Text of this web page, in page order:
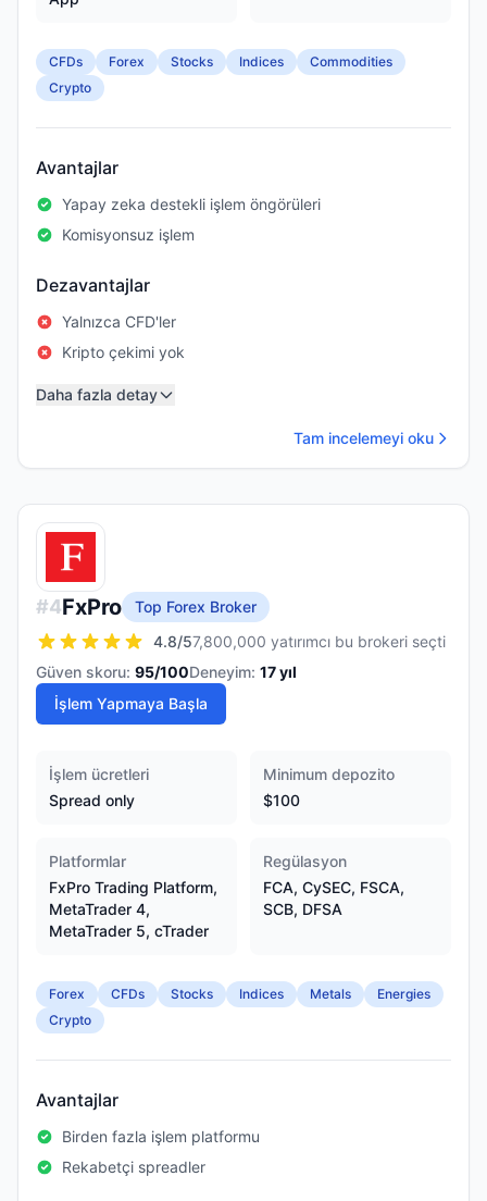
CFDs Forex Stocks Indices
Commodities
Crypto
Avantajlar
Yapay zeka destekli işlem öngörüleri
Komisyonsuz işlem
Dezavantajlar
Yalnızca CFD'ler
Kripto çekimi yok
Daha fazla detay
Tam incelemeyi oku
#4FxPro
Top Forex Broker
4.8/57,800,000 yatırımcı bu brokeri seçti
Güven skoru: 95/100Deneyim: 17yıl
İşlem Yapmaya Başla
İşlem ücretleri
Spread only
Minimum depozito
$100
Platformlar
FxPro Trading Platform,
MetaTrader 4,
MetaTrader 5, cTrader
Regülasyon
FCA, CySEC, FSCA,
SCB, DFSA
Forex CFDs Stocks Indices Metals
Energies
Crypto
Avantajlar
Birden fazla işlem platformu
Rekabetçi spreadler